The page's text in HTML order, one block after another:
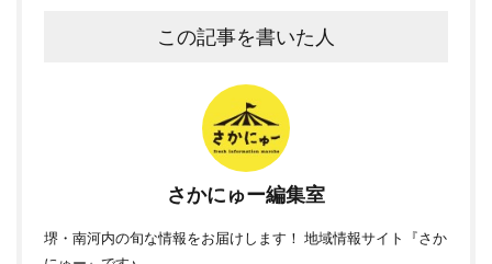
この記事を書いた人
さかにゅー編集室
堺・南河内の旬な情報をお届けします！ 地域情報サイト『さか